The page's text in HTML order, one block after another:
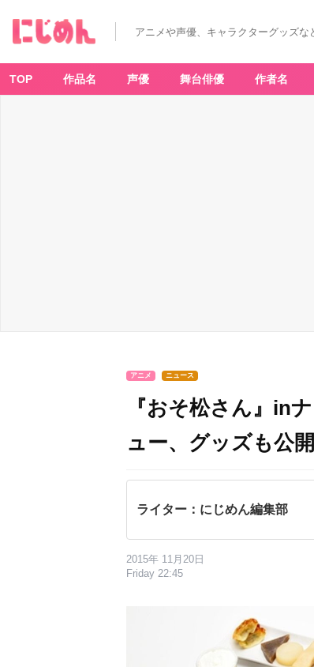
アニメや声優、キャラクターグッズ
TOP 作品名 声優 舞台俳優 作者名
アニメ ニュース
『おそ松さん』in
ュー、グッズも公開
ライター：にじめん編集部
2015年 11月20日
Friday 22:45